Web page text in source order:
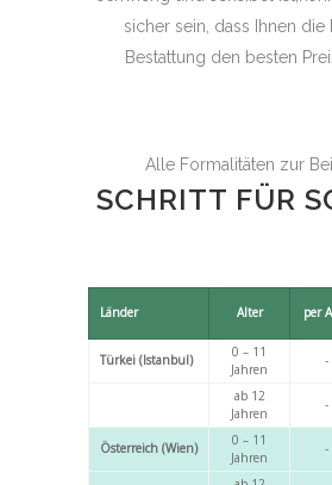
sicher sein, dass Ihnen die
Bestattung den besten
Alle Formalitäten zur
SCHRITT FÜR
Länder Alter per
Türkei (Istanbul)
0 – 11
Jahren
-
ab 12
Jahren
-
Österreich (Wien)
0 – 11
Jahren
-